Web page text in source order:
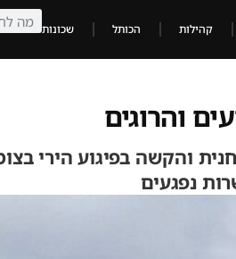
קהילות הכותל שכונות
והרוגים
והקשה בפיגוע הירי
נפגעים